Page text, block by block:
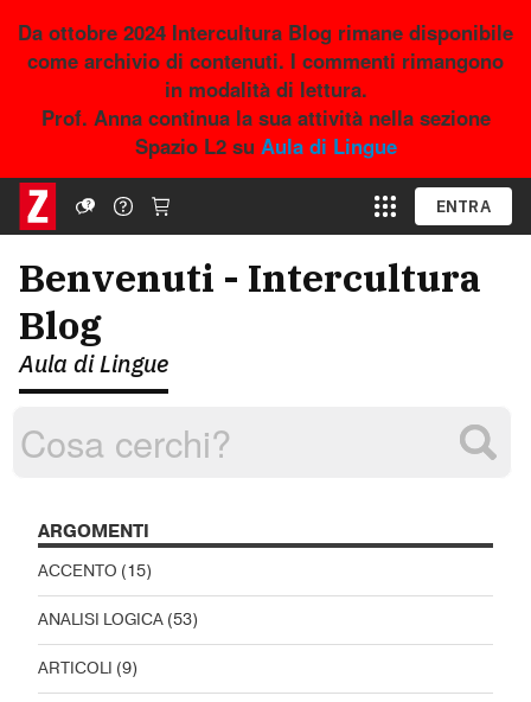
Da ottobre 2024 Intercultura Blog rimane disponibile
come archivio di contenuti. I commenti rimangono
in modalità di lettura.
Prof. Anna continua la sua attività nella sezione
Spazio L2 su Aula di Lingue
ENTRA
Benvenuti - Intercultura
Blog
Aula di Lingue
ARGOMENTI
ACCENTO (15)
ANALISI LOGICA (53)
ARTICOLI (9)